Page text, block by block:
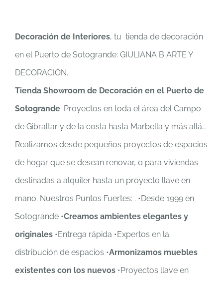
Decoración de Interiores, tu tienda de decoración
en el Puerto de Sotogrande: GIULIANA B ARTE Y
DECORACIÓN.
Tienda Showroom de Decoración en el Puerto de
Sotogrande. Proyectos en toda el área del Campo
de Gibraltar y de la costa hasta Marbella y más allá…
Realizamos desde pequeños proyectos de espacios
de hogar que se desean renovar, o para viviendas
destinadas a alquiler hasta un proyecto llave en
mano. Nuestros Puntos Fuertes: . •Desde 1999 en
Sotogrande •Creamos ambientes elegantes y
originales •Entrega rápida •Expertos en la
distribución de espacios •Armonizamos muebles
existentes con los nuevos •Proyectos llave en